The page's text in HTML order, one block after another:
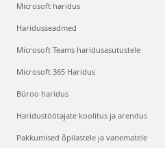
Microsoft haridus
Haridusseadmed
Microsoft Teams haridusasutustele
Microsoft 365 Haridus
Büroo haridus
Haridustöötajate koolitus ja arendus
Pakkumised õpilastele ja vanematele